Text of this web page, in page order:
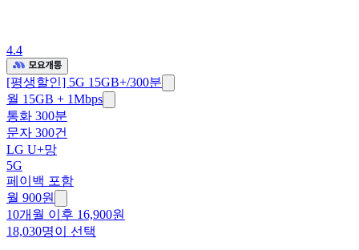
4.4
[평생할인] 5G 15GB+/300분
월 15GB + 1Mbps
통화 300분
문자 300건
LG U+망
5G
페이백 포함
월 900원
10개월 이후 16,900원
18,030명이 선택